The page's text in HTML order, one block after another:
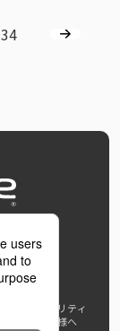
34
ブアクセシビリティ
報道機関の皆様へ